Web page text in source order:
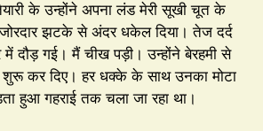
तैयारी के उन्होंने अपना लंड मेरी सूखी चूत के
झटके से अंदर धकेल दिया। तेज दर्द
में दौड़ गई। मैं चीख पड़ी। उन्होंने बेरहमी से
कर दिए। हर धक्के के साथ उनका मोटा
हुआ गहराई तक चला जा रहा था।